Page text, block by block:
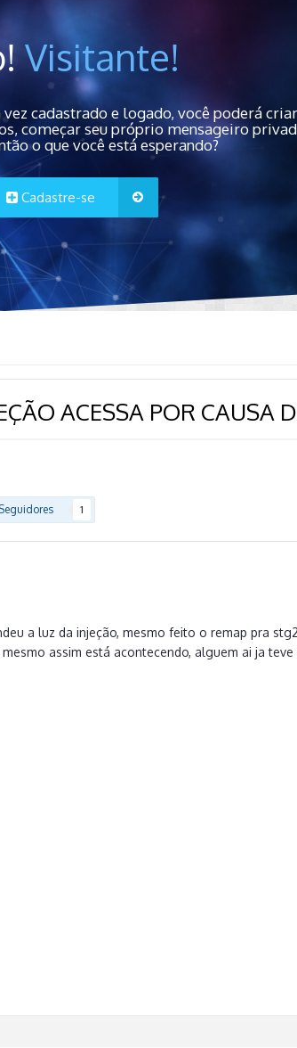
Visitante!
cadastrado e logado, você poderá
começar seu próprio mensageiro
o que você está esperando?
Cadastre-se
ACESSA POR CAUSA
Seguidores 1
a luz da injeção, mesmo feito o remap pra
assim está acontecendo, alguem ai ja teve